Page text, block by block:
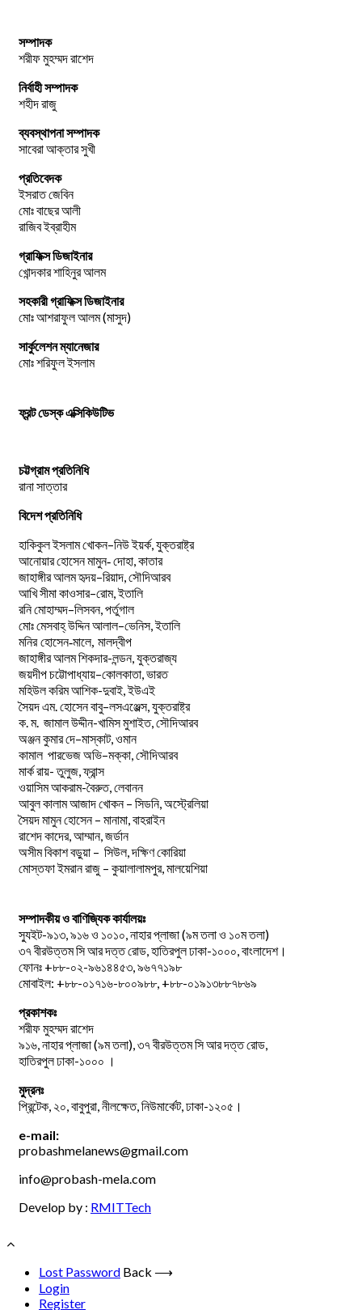
সম্পাদক
শরীফ মুহম্মদ রাশেদ
নির্বাহী সম্পাদক
শহীদ রাজু
ব্যবস্থাপনা সম্পাদক
সাবেরা আক্তার সুখী
প্রতিবেদক
ইসরাত জেবিন
মোঃ বাছের আলী
রাজিব ইব্রাহীম
গ্রাফিক্স ডিজাইনার
খোন্দকার শাহিনুর আলম
সহকারী গ্রাফিক্স ডিজাইনার
মোঃ আশরাফুল আলম (মাসুদ)
সার্কুলেশন ম্যানেজার
মোঃ শরিফুল ইসলাম
ফ্রন্ট ডেস্ক এক্সিকিউটিভ
চট্টগ্রাম প্রতিনিধি
রানা সাত্তার
বিদেশ প্রতিনিধি
হাকিকুলইসলামখোকন–নিউইয়র্ক, যুক্তরাষ্ট্র
আনোয়ারহোসেনমামুন-দোহা কাতার
জাহাঙ্গীরআলমহৃদয়–রিয়াদ সৌদিআরব
আখিসীমাকাওসার–রোম,ইতালি
রনিমোহাম্মদ–লিসবন, পর্তুগাল
মোঃমেসবাহ্উদ্দিনআলাল–ভেনিস,ইতালি
মনির হোসেন-মালে, মালদ্বীপ
জাহাঙ্গীর আলম শিকদার-লন্ডন, যুক্তরাজ্য
জয়দীপচট্টোপাধ্যায়–কোলকাতা ভারত
মহিউল করিম আশিক-দুবাই, ইউএই
সৈয়দএম. হোসেনবাবু–লসএঞ্জেল্স, যুক্তরাষ্ট্র
ক ম. জামালউদ্দীন-খামিস মুশাইত, সৌদিআরব
অঞ্জনকুমারদে–মাস্কাট, ওমান
কামাল পারভেজঅভি–মক্কা সৌদিআরব
মার্ক রায়- তুলুজ, ফ্রান্স
ওয়াসিম আকরাম-বৈরুত, লেবানন
আবুল কালাম আজাদ খোকন – সিডনি, অস্ট্রেলিয়া
সৈয়দ মামুন হোসেন – মানামা, বাহরাইন
রাশেদ কাদের, আম্মান, জর্ডান
অসীম বিকাশ বড়ুয়া – সিউল, দক্ষিণ কোরিয়া
মোস্তফা ইমরান রাজু – কুয়ালালামপুর, মালয়েশিয়া
সম্পাদকীয় ও বাণিজ্যিক কার্যালয়ঃ
স্যুইট-৯১৩, ৯১৬ ও ১০১০, নাহার প্লাজা (৯ম তলা ও ১০ম তলা)
৩৭ বীরউত্তম সি আর দত্ত রোড, হাতিরপুল ঢাকা-১০০০, বাংলাদেশ।
ফোনঃ +৮৮-০২-৯৬১৪৪৫৩, ৯৬৭৭১৯৮
মোবাইল: +৮৮-০১৭১৬-৮০০৯৮৮, +৮৮-০১৯১৩৮৮৭৮৬৯
প্রকাশকঃ
শরীফ মুহম্মদ রাশেদ
৯১৬, নাহার প্লাজা (৯ম তলা), ৩৭ বীরউত্তম সি আর দত্ত রোড,
হাতিরপুল ঢাকা-১০০০ ।
মুদ্রনঃ
প্রিন্টেক, ২০, বাবুপুরা, নীলক্ষেত, নিউমার্কেট, ঢাকা-১২০৫।
e-mail:
probashmelanews@gmail.com
info@probash-mela.com
Develop by : RMITTech
Lost Password Back ⟶
Login
Register